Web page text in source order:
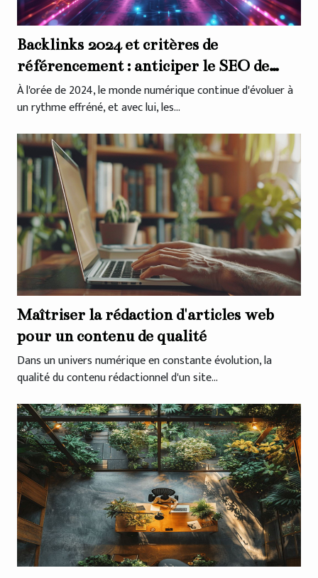
Backlinks 2024 et critères de
référencement : anticiper le SEO de
demain avec Google
À l'orée de 2024, le monde numérique continue d'évoluer à
un rythme effréné, et avec lui, les...
Maîtriser la rédaction d'articles web
pour un contenu de qualité
Dans un univers numérique en constante évolution, la
qualité du contenu rédactionnel d'un site...